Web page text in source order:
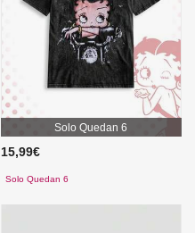
Solo Quedan 6
15,99€
Solo Quedan 6